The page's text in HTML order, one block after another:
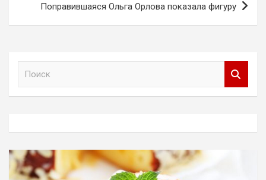
Поправившаяся Ольга Орлова показала фигуру